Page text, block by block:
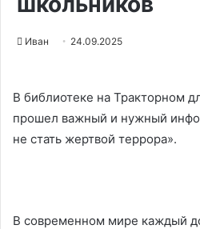
Иван 24.09.2025
В библиотеке на Тракторном
прошел важный и нужный
не стать жертвой террора».
В современном мире каждый